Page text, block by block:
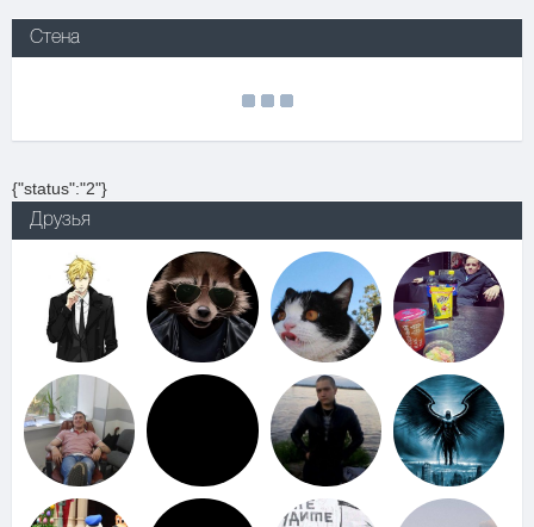
Стена
{"status":"2"}
Друзья